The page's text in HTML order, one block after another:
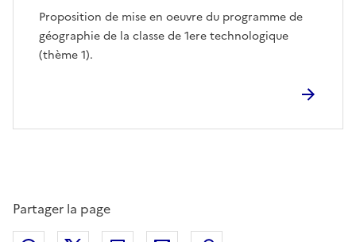
Proposition de mise en oeuvre du programme de
géographie de la classe de 1ere technologique
(thème 1).
Partager la page